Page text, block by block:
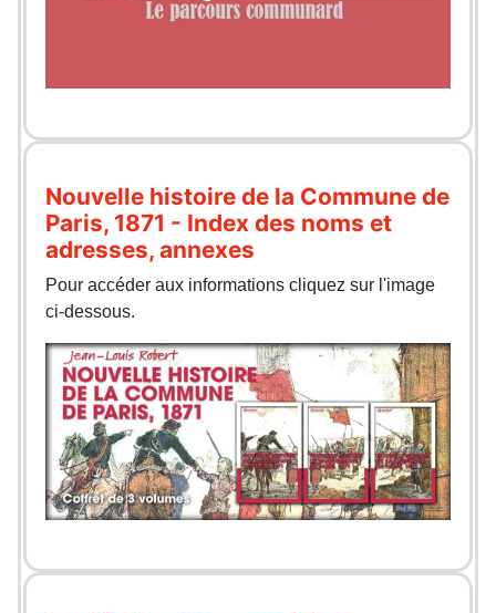
Nouvelle histoire de la Commune de
Paris, 1871 - Index des noms et
adresses, annexes
Pour accéder aux informations cliquez sur l'image
ci-dessous.